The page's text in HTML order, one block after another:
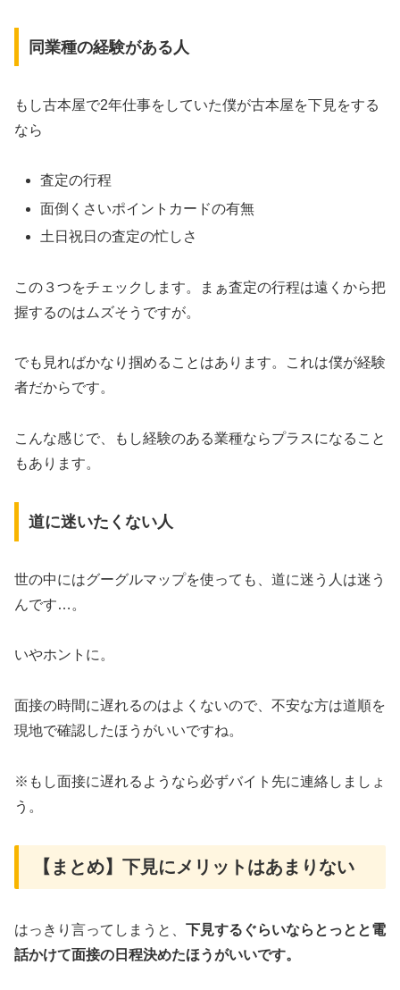
同業種の経験がある人
もし古本屋で2年仕事をしていた僕が古本屋を下見をする
なら
査定の行程
面倒くさいポイントカードの有無
土日祝日の査定の忙しさ
この３つをチェックします。まぁ査定の行程は遠くから把
握するのはムズそうですが。
でも見ればかなり掴めることはあります。これは僕が経験
者だからです。
こんな感じで、もし経験のある業種ならプラスになること
もあります。
道に迷いたくない人
世の中にはグーグルマップを使っても、道に迷う人は迷う
んです…。
いやホントに。
面接の時間に遅れるのはよくないので、不安な方は道順を
現地で確認したほうがいいですね。
※もし面接に遅れるようなら必ずバイト先に連絡しましょ
う。
【まとめ】下見にメリットはあまりない
はっきり言ってしまうと、 下見するぐらいならとっとと電
話かけて面接の日程決めたほうがいいです。